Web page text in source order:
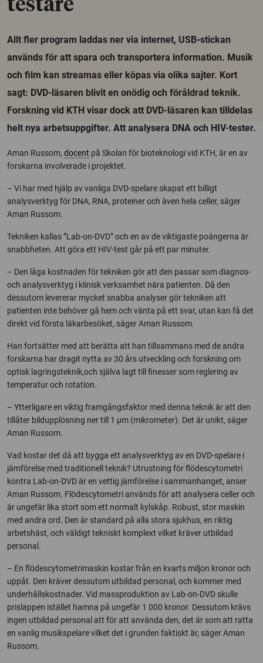
testare
Allt fler program laddas ner via internet, USB-stickan
används för att spara och transportera information. Musik
och film kan streamas eller köpas via olika sajter. Kort
sagt: DVD-läsaren blivit en onödig och föråldrad teknik.
Forskning vid KTH visar dock att DVD-läsaren kan tilldelas
helt nya arbetsuppgifter. Att analysera DNA och HIV-tester.
Aman Russom, docent på Skolan för bioteknologi vid KTH, är en av
forskarna involverade i projektet.
– Vi har med hjälp av vanliga DVD-spelare skapat ett billigt
analysverktyg för DNA, RNA, proteiner och även hela celler, säger
Aman Russom.
Tekniken kallas ”Lab-on-DVD” och en av de viktigaste poängerna är
snabbheten. Att göra ett HIV-test går på ett par minuter.
– Den låga kostnaden för tekniken gör att den passar som diagnos-
och analysverktyg i klinisk verksamhet nära patienten. Då den
dessutom levererar mycket snabba analyser gör tekniken att
patienten inte behöver gå hem och vänta på ett svar, utan kan få det
direkt vid första läkarbesöket, säger Aman Russom.
Han fortsätter med att berätta att han tillsammans med de andra
forskarna har dragit nytta av 30 års utveckling och forskning om
optisk lagringsteknik,och själva lagt till finesser som reglering av
temperatur och rotation.
– Ytterligare en viktig framgångsfaktor med denna teknik är att den
tillåter bildupplösning ner till 1 µm (mikrometer). Det är unikt, säger
Aman Russom.
Vad kostar det då att bygga ett analysverktyg av en DVD-spelare i
jämförelse med traditionell teknik? Utrustning för flödescytometri
kontra Lab-on-DVD är en vettig jämförelse i sammanhanget, anser
Aman Russom. Flödescytometri används för att analysera celler och
är ungefär lika stort som ett normalt kylskåp. Robust, stor maskin
med andra ord. Den är standard på alla stora sjukhus, en riktig
arbetshäst, och väldigt tekniskt komplext vilket kräver utbildad
personal.
– En flödescytometrimaskin kostar från en kvarts miljon kronor och
uppåt. Den kräver dessutom utbildad personal, och kommer med
underhållskostnader. Vid massproduktion av Lab-on-DVD skulle
prislappen istället hamna på ungefär 1 000 kronor. Dessutom krävs
ingen utbildad personal att för att använda den, det är som att ratta
en vanlig musikspelare vilket det i grunden faktiskt är, säger Aman
Russom.